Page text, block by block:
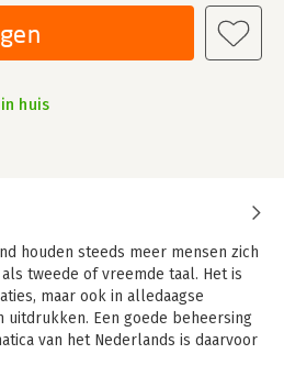
huis
houden steeds meer mensen zich
tweede of vreemde taal. Het is
maar ook in alledaagse
Een goede beheersing
van het Nederlands is daarvoor